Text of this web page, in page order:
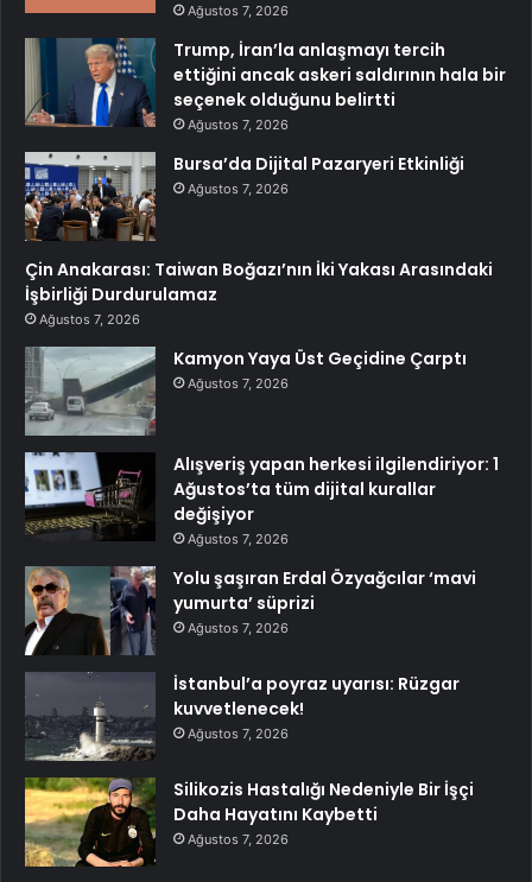
Ağustos 7, 2026
Trump, İran’la anlaşmayı tercih
ettiğini ancak askeri saldırının hala bir
seçenek olduğunu belirtti
Ağustos 7, 2026
Bursa’da Dijital Pazaryeri Etkinliği
Ağustos 7, 2026
Çin Anakarası: Taiwan Boğazı’nın İki Yakası Arasındaki
İşbirliği Durdurulamaz
Ağustos 7, 2026
Kamyon Yaya Üst Geçidine Çarptı
Ağustos 7, 2026
Alışveriş yapan herkesi ilgilendiriyor: 1
Ağustos’ta tüm dijital kurallar
değişiyor
Ağustos 7, 2026
Yolu şaşıran Erdal Özyağcılar ‘mavi
yumurta’ süprizi
Ağustos 7, 2026
İstanbul’a poyraz uyarısı: Rüzgar
kuvvetlenecek!
Ağustos 7, 2026
Silikozis Hastalığı Nedeniyle Bir İşçi
Daha Hayatını Kaybetti
Ağustos 7, 2026